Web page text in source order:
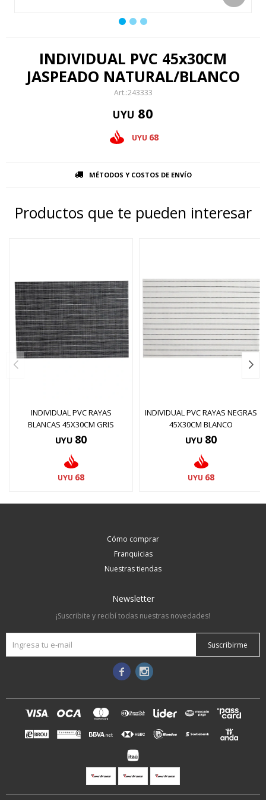
INDIVIDUAL PVC 45x30CM
JASPEADO NATURAL/BLANCO
243333
UYU 80
UYU 68
MÉTODOS Y COSTOS DE ENVÍO
Productos que te pueden interesar
INDIVIDUAL PVC RAYAS
BLANCAS 45X30CM GRIS
UYU 80
UYU 68
INDIVIDUAL PVC RAYAS NEGRAS
45X30CM BLANCO
UYU 80
UYU 68
Cómo comprar
Franquicias
Nuestras tiendas
Newsletter
¡Suscribite y recibí todas nuestras novedades!
Suscribirme
 